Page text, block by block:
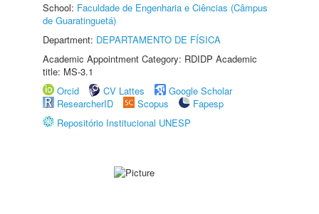
School: Faculdade de Engenharia e Ciências (Câmpus
de Guaratinguetá)
Department: DEPARTAMENTO DE FÍSICA
Academic Appointment Category: RDIDP Academic
title: MS-3.1
Orcid
CV Lattes
Google Scholar
ResearcherID
Scopus
Fapesp
Repositório Institucional UNESP